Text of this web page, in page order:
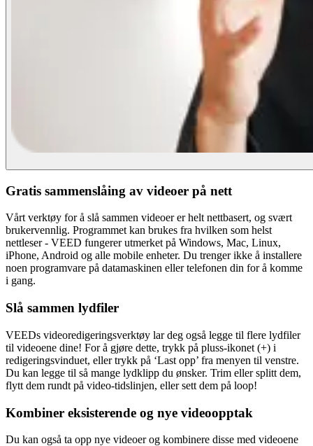
Gratis sammenslåing av videoer på nett
Vårt verktøy for å slå sammen videoer er helt nettbasert, og svært
brukervennlig. Programmet kan brukes fra hvilken som helst
nettleser - VEED fungerer utmerket på Windows, Mac, Linux,
iPhone, Android og alle mobile enheter. Du trenger ikke å installere
noen programvare på datamaskinen eller telefonen din for å komme
i gang.
Slå sammen lydfiler
VEEDs videoredigeringsverktøy lar deg også legge til flere lydfiler
til videoene dine! For å gjøre dette, trykk på pluss-ikonet (+) i
redigeringsvinduet, eller trykk på ‘Last opp’ fra menyen til venstre.
Du kan legge til så mange lydklipp du ønsker. Trim eller splitt dem,
flytt dem rundt på video-tidslinjen, eller sett dem på loop!
Kombiner eksisterende og nye videoopptak
Du kan også ta opp nye videoer og kombinere disse med videoene